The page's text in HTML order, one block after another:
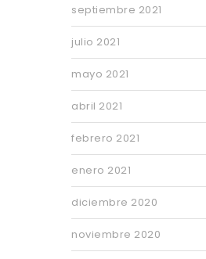
septiembre 2021
julio 2021
mayo 2021
abril 2021
febrero 2021
enero 2021
diciembre 2020
noviembre 2020